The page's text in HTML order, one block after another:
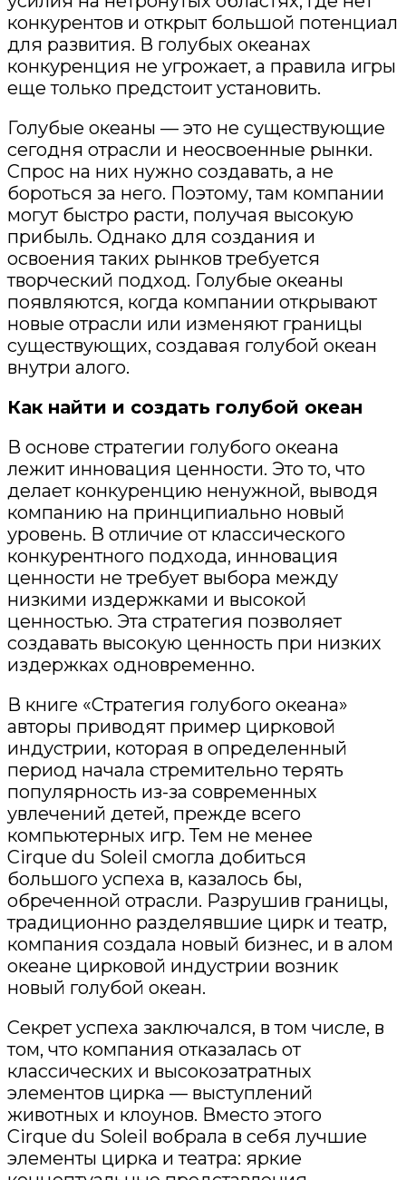
конкурентов и открыт большой потенциал
для развития. В голубых океанах
конкуренция не угрожает, а правила игры
еще только предстоит установить.
Голубые океаны — это не существующие
сегодня отрасли и неосвоенные рынки.
Спрос на них нужно создавать, а не
бороться за него. Поэтому, там компании
могут быстро расти, получая высокую
прибыль. Однако для создания и
освоения таких рынков требуется
творческий подход. Голубые океаны
появляются, когда компании открывают
новые отрасли или изменяют границы
существующих, создавая голубой океан
внутри алого.
Как найти и создать голубой океан
В основе стратегии голубого океана
лежит инновация ценности. Это то, что
делает конкуренцию ненужной, выводя
компанию на принципиально новый
уровень. В отличие от классического
конкурентного подхода, инновация
ценности не требует выбора между
низкими издержками и высокой
ценностью. Эта стратегия позволяет
создавать высокую ценность при низких
издержках одновременно.
В книге «Стратегия голубого океана»
авторы приводят пример цирковой
индустрии, которая в определенный
период начала стремительно терять
популярность из-за современных
увлечений детей, прежде всего
компьютерных игр. Тем не менее
Cirque du Soleil смогла добиться
большого успеха в, казалось бы,
обреченной отрасли. Разрушив границы,
традиционно разделявшие цирк и театр,
компания создала новый бизнес, и в алом
океане цирковой индустрии возник
новый голубой океан.
Секрет успеха заключался, в том числе, в
том, что компания отказалась от
классических и высокозатратных
элементов цирка — выступлений
животных и клоунов. Вместо этого
Cirque du Soleil вобрала в себя лучшие
элементы цирка и театра: яркие